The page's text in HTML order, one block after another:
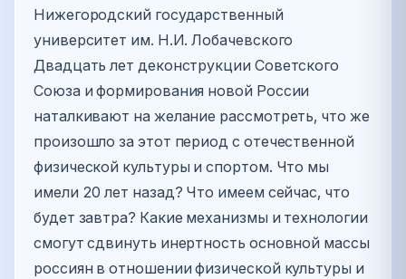
Нижегородский государственный
университет им. Н.И. Лобачевского
Двадцать лет деконструкции Советского
Союза и формирования новой России
наталкивают на желание рассмотреть, что же
произошло за этот период с отечественной
физической культуры и спортом. Что мы
имели 20 лет назад? Что имеем сейчас, что
будет завтра? Какие механизмы и технологии
смогут сдвинуть инертность основной массы
россиян в отношении физической культуры и